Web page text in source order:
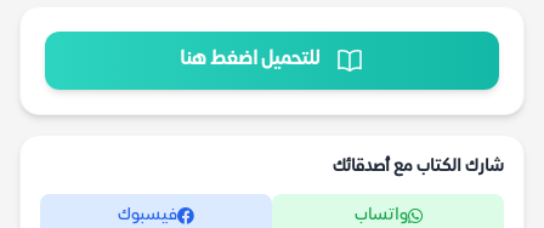
للتحميل اضغط هنا
شارك الكتاب مع أصدقائك
واتساب فيسبوك